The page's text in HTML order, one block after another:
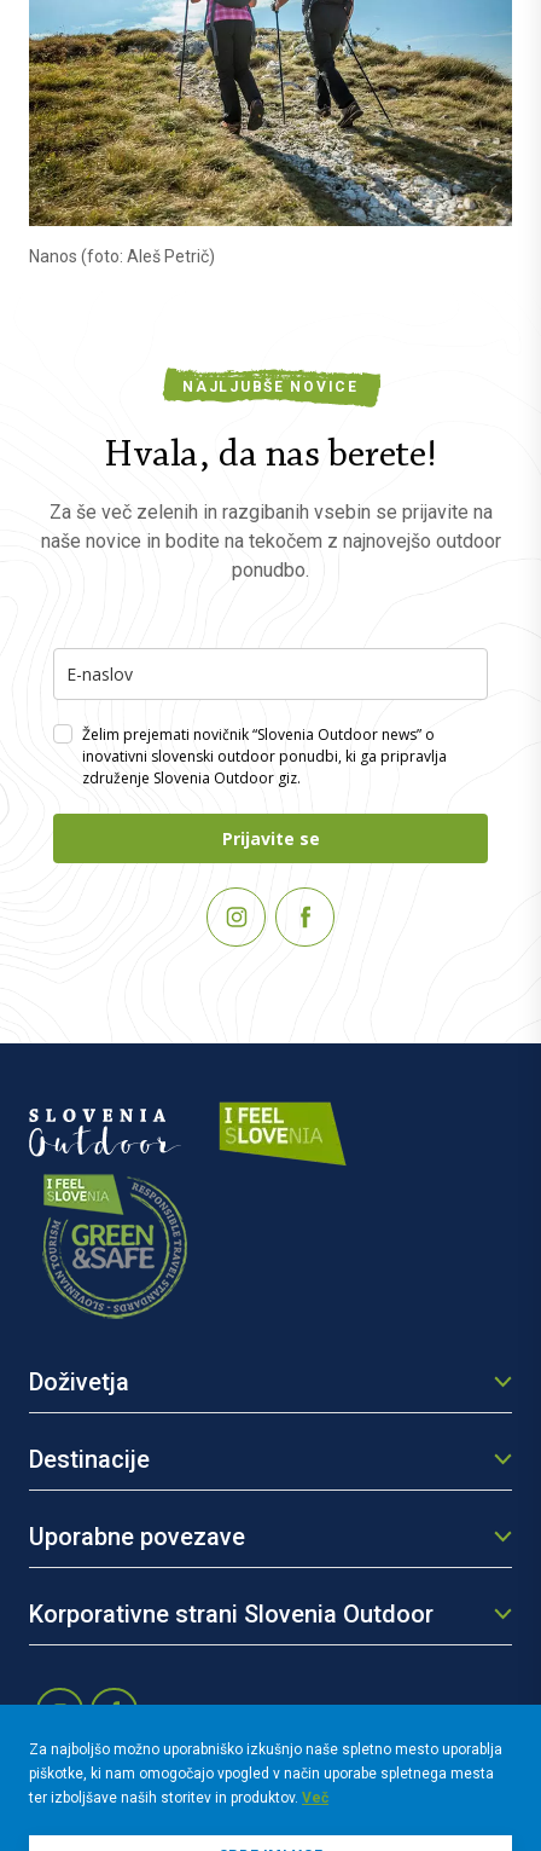
Nanos (foto: Aleš Petrič)
NAJLJUBŠE NOVICE
Hvala, da nas berete!
Za še več zelenih in razgibanih vsebin se prijavite na
naše novice in bodite na tekočem z najnovejšo outdoor
ponudbo.
Želim prejemati novičnik “Slovenia Outdoor news” o
inovativni slovenski outdoor ponudbi, ki ga pripravlja
združenje Slovenia Outdoor giz.
Prijavite se
Doživetja
Destinacije
Uporabne povezave
Korporativne strani Slovenia Outdoor
2026 Slovenia Outdoor giz
Pravila in pogoji
Zasebnost in uporabniške pravice
Za najboljšo možno uporabniško izkušnjo naše spletno mesto uporablja
piškotke, ki nam omogočajo vpogled v način uporabe spletnega mesta
ter izboljšave naših storitev in produktov. Več